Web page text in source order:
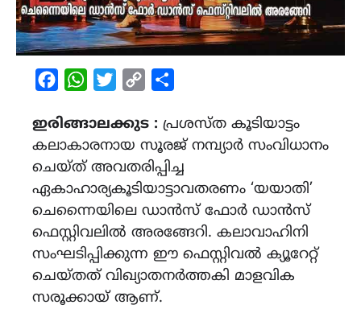
FacebookWhatsAppTwitterCopy
ഇരിങ്ങാലക്കുട : പ്രശസ്ത കൂടിയാട്ടം
കലാകാരനായ സൂരജ് നമ്പ്യാർ സംവിധാനം
ചെയ്ത് അവതരിപ്പിച്ച
ഏകാഹാര്യകൂടിയാട്ടാവതരണം ‘യയാതി’
ചെന്നൈയിലെ ഡാൻസ് ഫോർ ഡാൻസ്
ഫെസ്റ്റിവലിൽ അരങ്ങേറി. കലാവാഹിനി
സംഘടിപ്പിക്കുന്ന ഈ ഫെസ്റ്റിവൽ ക്യൂറേറ്റ്
ചെയ്തത് വിഖ്യാതനർത്തകി മാളവിക
സരൂക്കായ് ആണ്.